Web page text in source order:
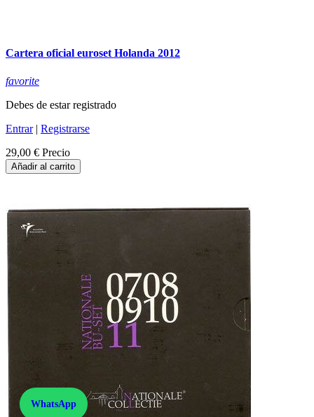
Cartera oficial euroset Holanda 2012
favorite
Debes de estar registrado
Entrar| Registrarse
29,00 € Precio
Añadir al carrito
WhatsApp